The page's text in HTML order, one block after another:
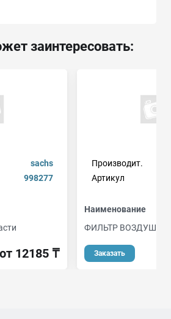
заинтересовать:
sachs
998277
от 12185 ₸
Производит.
Артикул
Наименование
ФИЛЬТР
Заказать